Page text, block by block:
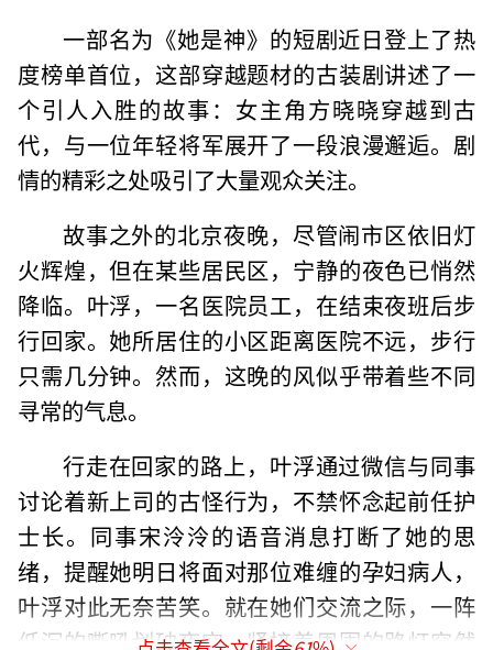
一部名为《她是神》的短剧近日登上了热
度榜单首位，这部穿越题材的古装剧讲述了一
个引人入胜的故事：女主角方晓晓穿越到古
代，与一位年轻将军展开了一段浪漫邂逅。剧
情的精彩之处吸引了大量观众关注。
故事之外的北京夜晚，尽管闹市区依旧灯
火辉煌，但在某些居民区，宁静的夜色已悄然
降临。叶浮，一名医院员工，在结束夜班后步
行回家。她所居住的小区距离医院不远，步行
只需几分钟。然而，这晚的风似乎带着些不同
寻常的气息。
行走在回家的路上，叶浮通过微信与同事
讨论着新上司的古怪行为，不禁怀念起前任护
士长。同事宋泠泠的语音消息打断了她的思
绪，提醒她明日将面对那位难缠的孕妇病人，
叶浮对此无奈苦笑。就在她们交流之际，一阵
低沉的嘶吼划破夜空，紧接着周围的路灯突然